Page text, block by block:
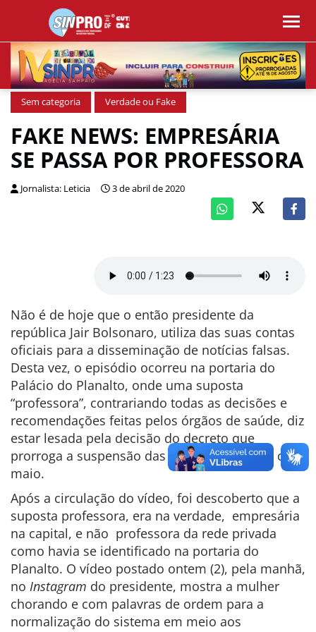
Sem categoria Verdade ou Fake
FAKE NEWS: EMPRESÁRIA
SE PASSA POR PROFESSORA
Jornalista: Leticia 3 de abril de 2020
Não é de hoje que o então presidente da
república Jair Bolsonaro, utiliza das suas contas
oficiais para a disseminação de notícias falsas.
Desta vez, o episódio ocorreu na portaria do
Palácio do Planalto, onde uma suposta
“professora”, contrariando todas as decisões e
recomendações feitas pelos órgãos de saúde, diz
estar lesada pela decisão do decreto que
prorroga a suspensão das aulas até o dia 31 de
maio.
Após a circulação do vídeo, foi descoberto que a
suposta professora, era na verdade, empresária
na capital, e não professora da rede privada
como havia se identificado na portaria do
Planalto. O vídeo postado ontem (2), pela manhã,
no Instagram do presidente, mostra a mulher
chorando e com palavras de ordem para a
normalização do sistema em meio aos